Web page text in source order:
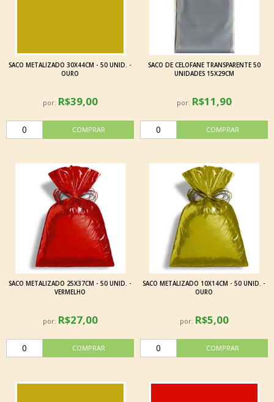
SACO METALIZADO 30X44CM - 50 UNID. -
OURO
por: R$39,00
SACO DE CELOFANE TRANSPARENTE 50
UNIDADES 15X29CM
por: R$11,90
SACO METALIZADO 25X37CM - 50 UNID. -
VERMELHO
por: R$27,00
SACO METALIZADO 10X14CM - 50 UNID. -
OURO
por: R$5,00